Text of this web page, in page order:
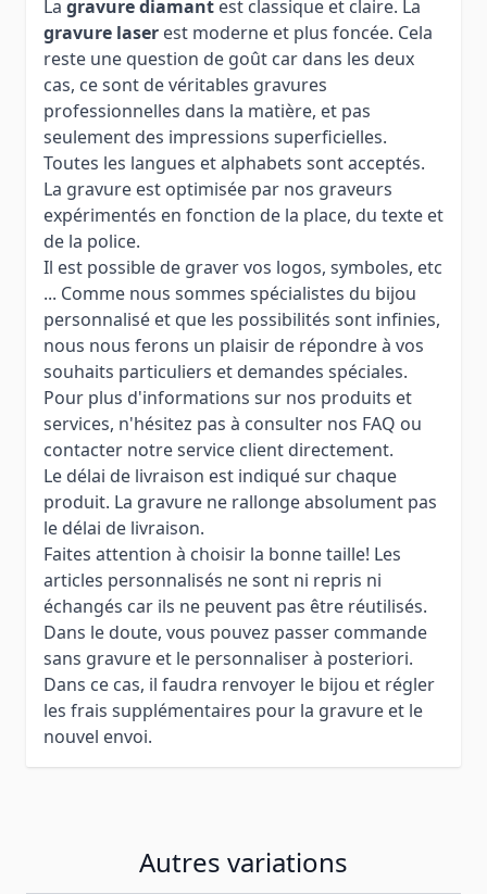
La gravure diamant est classique et claire. La
gravure laser est moderne et plus foncée. Cela
reste une question de goût car dans les deux
cas, ce sont de véritables gravures
professionnelles dans la matière, et pas
seulement des impressions superficielles.
Toutes les langues et alphabets sont acceptés.
La gravure est optimisée par nos graveurs
expérimentés en fonction de la place, du texte et
de la police.
Il est possible de graver vos logos, symboles, etc
... Comme nous sommes spécialistes du bijou
personnalisé et que les possibilités sont infinies,
nous nous ferons un plaisir de répondre à vos
souhaits particuliers et demandes spéciales.
Pour plus d'informations sur nos produits et
services, n'hésitez pas à consulter nos FAQ ou
contacter notre service client directement.
Le délai de livraison est indiqué sur chaque
produit. La gravure ne rallonge absolument pas
le délai de livraison.
Faites attention à choisir la bonne taille! Les
articles personnalisés ne sont ni repris ni
échangés car ils ne peuvent pas être réutilisés.
Dans le doute, vous pouvez passer commande
sans gravure et le personnaliser à posteriori.
Dans ce cas, il faudra renvoyer le bijou et régler
les frais supplémentaires pour la gravure et le
nouvel envoi.
Autres variations